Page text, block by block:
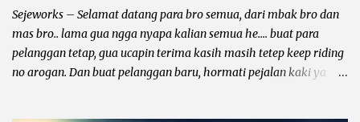
diameter ditambah 0.75 mm maka diameter piston menjadi 49,75
...
Sejeworks – Selamat datang para bro semua, dari mbak bro dan
mas bro.. lama gua ngga nyapa kalian semua he.... buat para
pelanggan tetap, gua ucapin terima kasih masih tetep keep riding
no arogan. Dan buat pelanggan baru, hormati pejalan kaki ya